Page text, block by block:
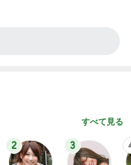
すべて見る
2 3